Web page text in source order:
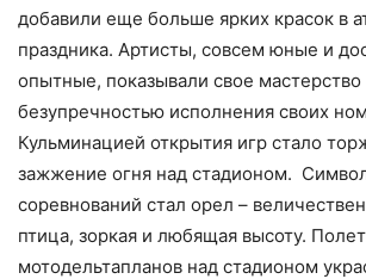
добавили еще больше ярких красок в
праздника. Артисты, совсем юные и
опытные, показывали свое мастерство
безупречностью исполнения своих
Кульминацией открытия игр стало
зажжение огня над стадионом.
соревнований стал орел –
птица, зоркая и любящая высоту. Полет
мотодельтапланов над стадионом